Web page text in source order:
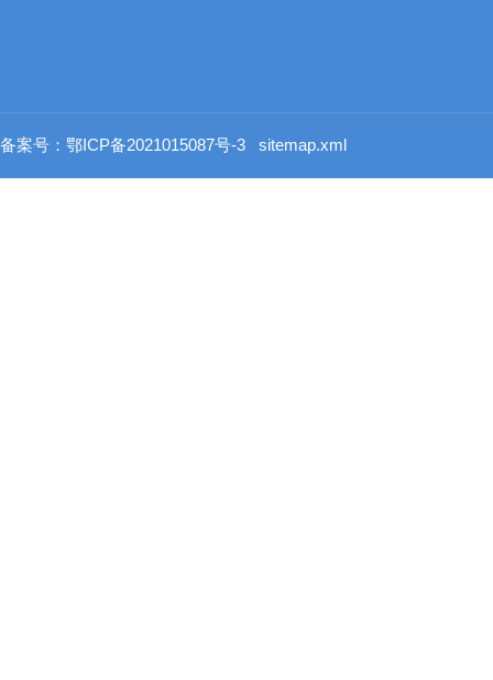
备案号：鄂ICP备2021015087号-3 sitemap.xml